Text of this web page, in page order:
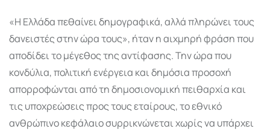
«Η Ελλάδα πεθαίνει δημογραφικά, αλλά πληρώνει τους
δανειστές στην ώρα τους», ήταν η αιχμηρή φράση που
αποδίδει το μέγεθος της αντίφασης. Την ώρα που
κονδύλια, πολιτική ενέργεια και δημόσια προσοχή
απορροφώνται από τη δημοσιονομική πειθαρχία και
τις υποχρεώσεις προς τους εταίρους, το εθνικό
ανθρώπινο κεφάλαιο συρρικνώνεται χωρίς να υπάρχει